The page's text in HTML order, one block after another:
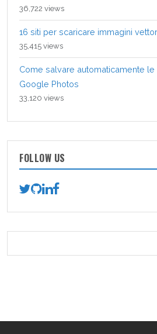
36,722 views
16 siti per scaricare immagini
35,415 views
Come salvare automaticamente
Google Photos
33,120 views
FOLLOW US